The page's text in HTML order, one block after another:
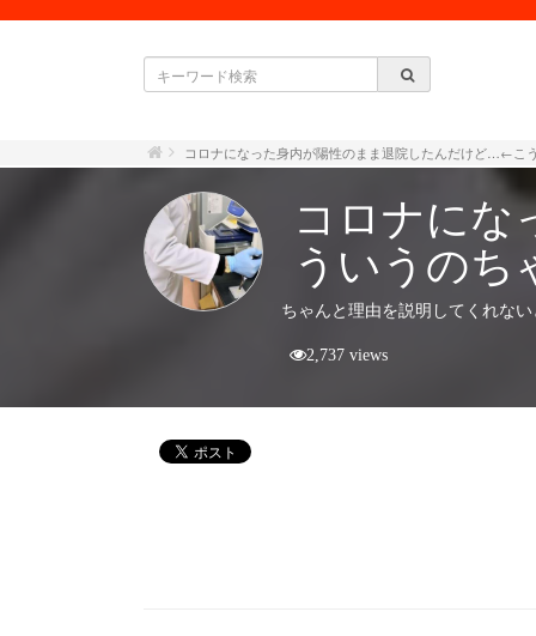
コロナになった身内が陽性のまま退院したんだけど…←こ
コロナに
ういうのち
ちゃんと理由を説明してくれない
2,737 views